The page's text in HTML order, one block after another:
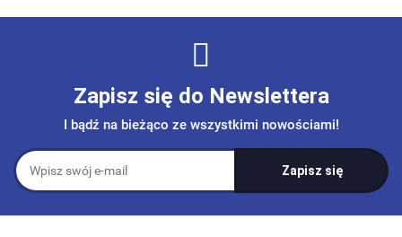
Zapisz się do Newslettera
I bądź na bieżąco ze wszystkimi nowościami!